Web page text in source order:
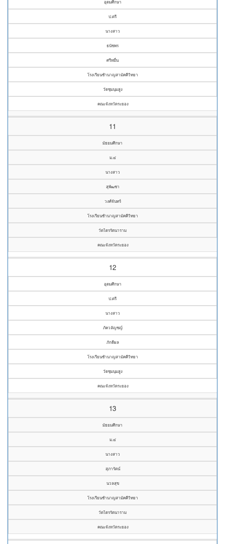
อุดมศึกษา
ป.ตรี
นางสาว
ธนัชพร
ศรีหมื่น
โรงเรียนชำนาญสามัคคีวิทยา
วัดชุมนุมสูง
คณะจังหวัดระยอง
11
มัธยมศึกษา
ม.๔
นางสาว
สุพัฒชา
วงศ์จันทร์
โรงเรียนชำนาญสามัคคีวิทยา
วัดไตรรัตนาราม
คณะจังหวัดระยอง
12
อุดมศึกษา
ป.ตรี
นางสาว
ภัควลัญชญ์
ภักดีผล
โรงเรียนชำนาญสามัคคีวิทยา
วัดชุมนุมสูง
คณะจังหวัดระยอง
13
มัธยมศึกษา
ม.๔
นางสาว
สุภารัตน์
นวลสุข
โรงเรียนชำนาญสามัคคีวิทยา
วัดไตรรัตนาราม
คณะจังหวัดระยอง